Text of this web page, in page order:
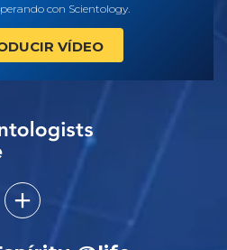
con Scientology.
VÍDEO